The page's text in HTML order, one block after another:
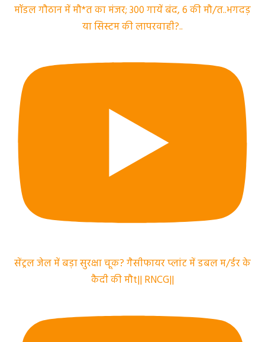
मॉडल गौठान में मौ*त का मंजर; 300 गायें बंद, 6 की मौ/त..भगदड़
या सिस्टम की लापरवाही?..
सेंट्रल जेल में बड़ा सुरक्षा चूक? गैसीफायर प्लांट में डबल म/र्डर के
कैदी की मौt|| RNCG||